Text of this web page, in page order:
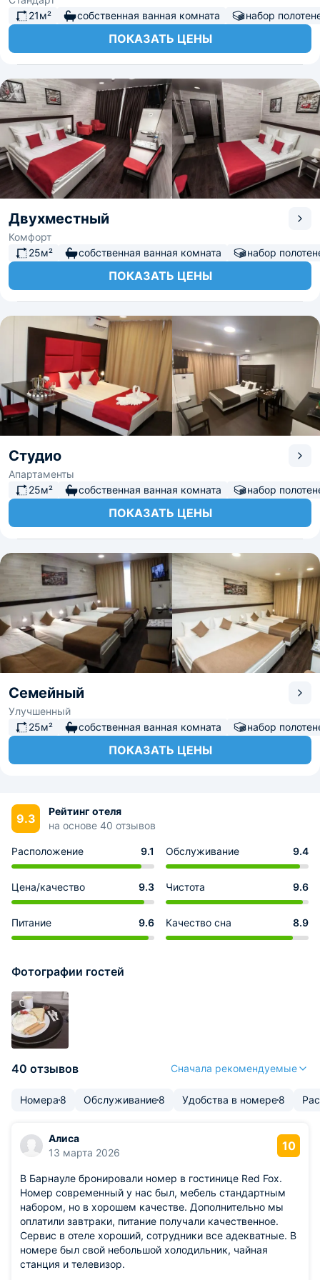
21м²
собственная ванная комната набор
ПОКАЗАТЬ ЦЕНЫ
Двухместный
Комфорт
25м²
собственная ванная комната набор
ПОКАЗАТЬ ЦЕНЫ
Студио
Апартаменты
25м²
собственная ванная комната набор
ПОКАЗАТЬ ЦЕНЫ
Семейный
Улучшенный
25м²
собственная ванная комната набор
ПОКАЗАТЬ ЦЕНЫ
9.3
Рейтинг отеля
на основе 40 отзывов
Расположение 9.1 Обслуживание 9.4
Цена/качество 9.3 Чистота 9.6
Питание 9.6 Качество сна 8.9
Фотографии гостей
40 отзывов Сначала рекомендуемые
Номера 8 Обслуживание8 Удобства в номере8
Алиса
13 марта 2026
10
В Барнауле бронировали номер в гостинице Red Fox.
Номер современный у нас был, мебель стандартным
набором, но в хорошем качестве. Дополнительно мы
оплатили завтраки, питание получали качественное.
Сервис в отеле хороший, сотрудники все адекватные. В
номере был свой небольшой холодильник, чайная
станция и телевизор.